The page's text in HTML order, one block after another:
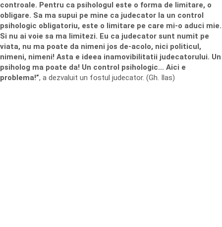
controale. Pentru ca psihologul este o forma de limitare, o
obligare. Sa ma supui pe mine ca judecator la un control
psihologic obligatoriu, este o limitare pe care mi-o aduci mie.
Si nu ai voie sa ma limitezi. Eu ca judecator sunt numit pe
viata, nu ma poate da nimeni jos de-acolo, nici politicul,
nimeni, nimeni! Asta e ideea inamovibilitatii judecatorului. Un
psiholog ma poate da! Un control psihologic… Aici e
problema!”, a dezvaluit un fostul judecator. (Gh. Ilas)